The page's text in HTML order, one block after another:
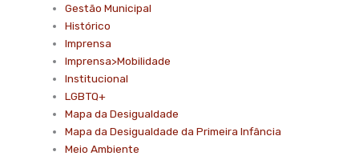
Gestão Municipal
Histórico
Imprensa
Imprensa>Mobilidade
Institucional
LGBTQ+
Mapa da Desigualdade
Mapa da Desigualdade da Primeira Infância
Meio Ambiente